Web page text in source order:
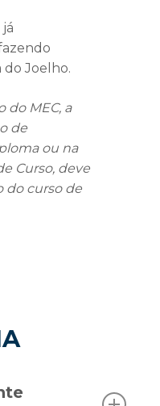
do Joelho.
do MEC, a
de
ou na
Curso, deve
do curso de